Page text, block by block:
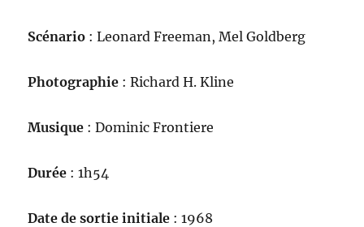
Scénario : Leonard Freeman, Mel Goldberg
Photographie : Richard H. Kline
Musique : Dominic Frontiere
Durée : 1h54
Date de sortie initiale : 1968